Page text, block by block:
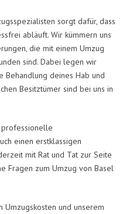
sorgt dafür, dass
abläuft. Wir kümmern uns
die mit einem Umzug
sind. Dabei legen wir
deines Hab und
Besitztümer sind bei uns in
professionelle
einen erstklassigen
mit Rat und Tat zur Seite
Fragen zum Umzug von Basel
und unserem